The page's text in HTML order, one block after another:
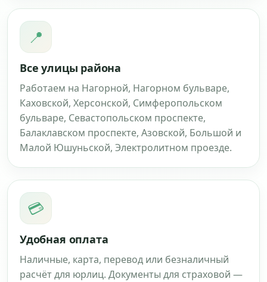
📍
Все улицы района
Работаем на Нагорной, Нагорном бульваре,
Каховской, Херсонской, Симферопольском
бульваре, Севастопольском проспекте,
Балаклавском проспекте, Азовской, Большой и
Малой Юшуньской, Электролитном проезде.
💳
Удобная оплата
Наличные, карта, перевод или безналичный
расчёт для юрлиц. Документы для страховой —